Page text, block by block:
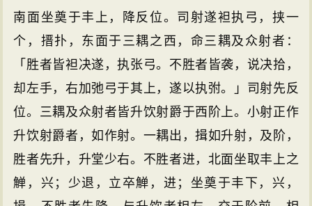
南面坐奠于丰上，降反位。司射遂袒执弓，挟一
个，搢扑，东面于三耦之西，命三耦及众射者：
「胜者皆袒决遂，执张弓。不胜者皆袭，说决拾，
却左手，右加弛弓于其上，遂以执弣。」司射先反
位。三耦及众射者皆升饮射爵于西阶上。小射正作
升饮射爵者，如作射。一耦出，揖如升射，及阶，
胜者先升，升堂少右。不胜者进，北面坐取丰上之
觯，兴；少退，立卒觯，进；坐奠于丰下，兴，